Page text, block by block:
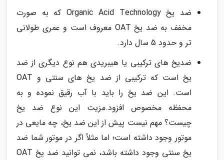
ضد یخ Organic Acid Technology که به صورت
مخفف به ضد یخ OAT معروف است و عمری طولانی
تر و حدود 5 سال دارد.
ضدیخ های ترکیبی یا هیبریدی هم نوع دیگری از ضد
یخ است که ترکیبی از ضد یخ های سنتی و OAT
است. این ضد یخ را باید با آب رقیق نموده و به
محفظه مخصوص افزود.مزیت این نوع ضد یخ
چیست؟ مهم نیست پیش از این ضد یخ، چه مایعی در
موتور وجود داشته است؛ اما مثلاً اگر در موتور شما ضد
یخ سنتی وجود داشته باشد، نمی توانید ضد یخ OAT